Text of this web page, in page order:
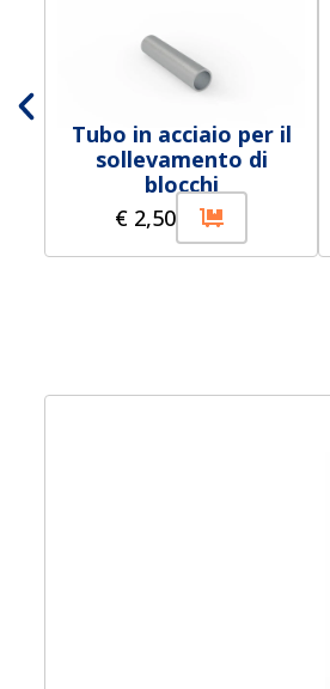
Tubo in acciaio per il
sollevamento di
blocchi
€ 2,50